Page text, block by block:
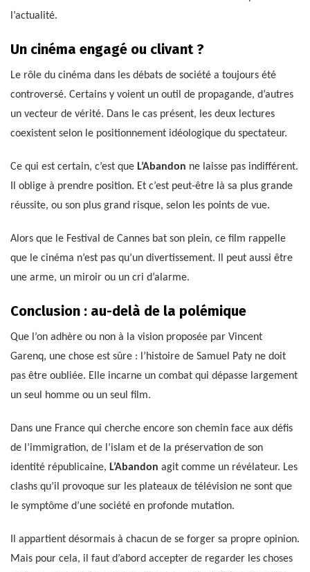
l’actualité.
Un cinéma engagé ou clivant ?
Le rôle du cinéma dans les débats de société a toujours été
controversé. Certains y voient un outil de propagande, d’autres
un vecteur de vérité. Dans le cas présent, les deux lectures
coexistent selon le positionnement idéologique du spectateur.
Ce qui est certain, c’est que L’Abandon ne laisse pas indifférent.
Il oblige à prendre position. Et c’est peut-être là sa plus grande
réussite, ou son plus grand risque, selon les points de vue.
Alors que le Festival de Cannes bat son plein, ce film rappelle
que le cinéma n’est pas qu’un divertissement. Il peut aussi être
une arme, un miroir ou un cri d’alarme.
Conclusion : au-delà de la polémique
Que l’on adhère ou non à la vision proposée par Vincent
Garenq, une chose est sûre : l’histoire de Samuel Paty ne doit
pas être oubliée. Elle incarne un combat qui dépasse largement
un seul homme ou un seul film.
Dans une France qui cherche encore son chemin face aux défis
de l’immigration, de l’islam et de la préservation de son
identité républicaine, L’Abandon agit comme un révélateur. Les
clashs qu’il provoque sur les plateaux de télévision ne sont que
le symptôme d’une société en profonde mutation.
Il appartient désormais à chacun de se forger sa propre opinion.
Mais pour cela, il faut d’abord accepter de regarder les choses